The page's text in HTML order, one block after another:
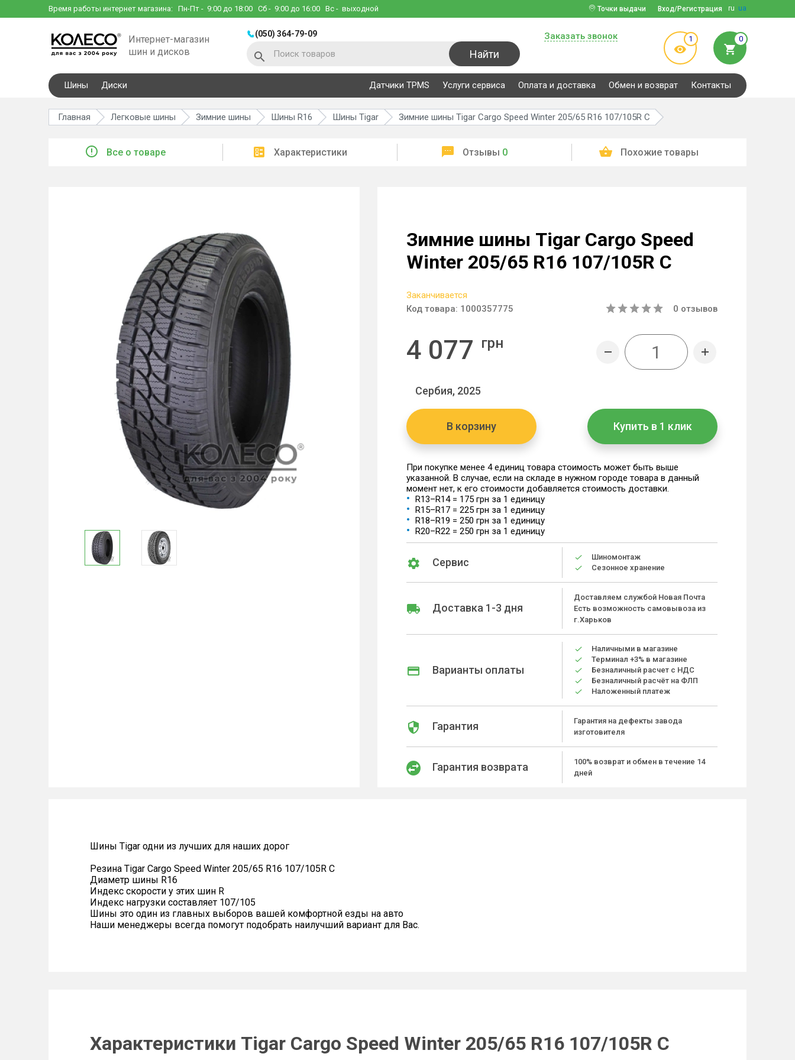
Время работы интернет магазина: Пн-Пт - 9:00 до 18:00 Сб - 9:00 до 16:00 Вс - выходной ru ua
Вход/Регистрация
Точки выдачи
Интернет-магазин
шин и дисков
(050) 364-79-09
Найти
Заказать звонок 1 0
Шины Диски Датчики TPMS Услуги сервиса Оплата и доставка Обмен и возврат Контакты
Главная Легковые шины Зимние шины Шины R16 Шины Tigar Зимние шины Tigar Cargo Speed Winter 205/65 R16 107/105R C
Все о товаре Характеристики Отзывы 0 Похожие товары
Зимние шины Tigar Cargo Speed
Winter 205/65 R16 107/105R C
Заканчивается
Код товара: 1000357775 0 отзывов
4 077 грн
Сербия, 2025
В корзину Купить в 1 клик
При покупке менее 4 единиц товара стоимость может быть выше
указанной. В случае, если на складе в нужном городе товара в данный
момент нет, к его стоимости добавляется стоимость доставки.
R13–R14 = 175 грн за 1 единицу
R15–R17 = 225 грн за 1 единицу
R18–R19 = 250 грн за 1 единицу
R20–R22 = 250 грн за 1 единицу
Сервис
Шиномонтаж
Сезонное хранение
Доставка 1-3 дня
Доставляем службой Новая Почта
Есть возможность самовывоза из
г.Харьков
Варианты оплаты
Наличными в магазине
Терминал +3% в магазине
Безналичный расчет с НДС
Безналичный расчёт на ФЛП
Наложенный платеж
Гарантия
Гарантия на дефекты завода
изготовителя
Гарантия возврата
100% возврат и обмен в течение 14
дней
Шины Tigar одни из лучших для наших дорог
Резина Tigar Cargo Speed Winter 205/65 R16 107/105R C
Диаметр шины R16
Индекс скорости у этих шин R
Индекс нагрузки составляет 107/105
Шины это один из главных выборов вашей комфортной езды на авто
Наши менеджеры всегда помогут подобрать наилучший вариант для Вас.
Характеристики Tigar Cargo Speed Winter 205/65 R16 107/105R C